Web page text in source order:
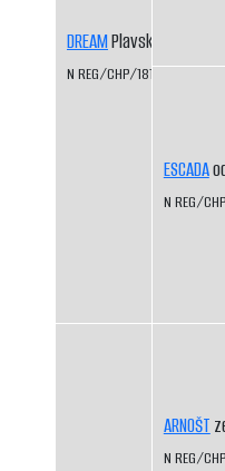
DREAMPlavská smečka
N REG/CHP/1816/15/17
ESCADA
N REG/
ARNOŠT
N REG/